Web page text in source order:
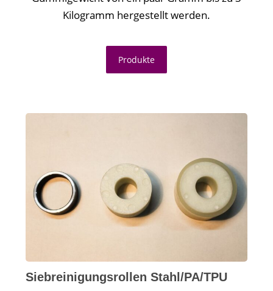
Kilogramm hergestellt werden.
Produkte
Siebreinigungsrollen Stahl/PA/TPU